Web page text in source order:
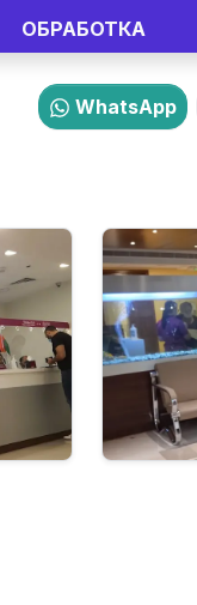
ОБРАБОТКА
WhatsApp